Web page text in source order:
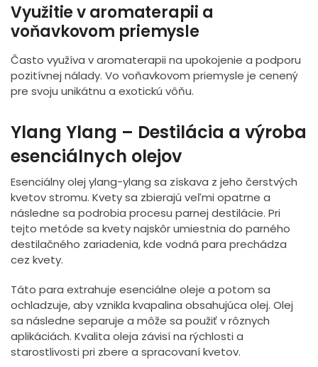
Využitie v aromaterapii a
voňavkovom priemysle
Často využíva v aromaterapii na upokojenie a podporu
pozitívnej nálady. Vo voňavkovom priemysle je cenený
pre svoju unikátnu a exotickú vôňu.
Ylang Ylang – Destilácia a výroba
esenciálnych olejov
Esenciálny olej ylang-ylang sa získava z jeho čerstvých
kvetov stromu. Kvety sa zbierajú veľmi opatrne a
následne sa podrobia procesu parnej destilácie. Pri
tejto metóde sa kvety najskôr umiestnia do parného
destilačného zariadenia, kde vodná para prechádza
cez kvety.
Táto para extrahuje esenciálne oleje a potom sa
ochladzuje, aby vznikla kvapalina obsahujúca olej. Olej
sa následne separuje a môže sa použiť v rôznych
aplikáciách. Kvalita oleja závisí na rýchlosti a
starostlivosti pri zbere a spracovaní kvetov.